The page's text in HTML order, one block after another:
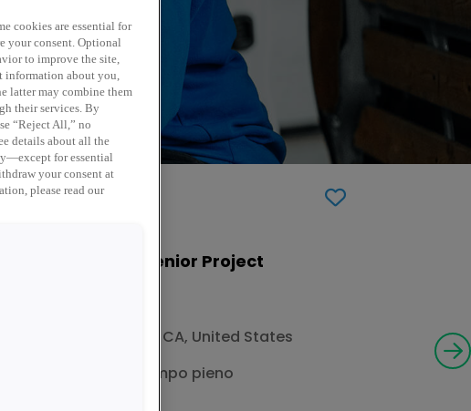
Lighting Senior Project
Livermore, CA, United States
US – a tempo pieno
cookies are essential for
your consent. Optional
to improve the site,
information about you,
latter may combine them
their services. By
“Reject All,” no
details about all the
for essential
your consent at
please read our